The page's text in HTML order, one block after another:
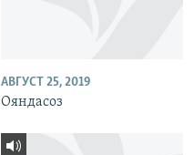
АВГУСТ 25, 2019
Ояндасоз